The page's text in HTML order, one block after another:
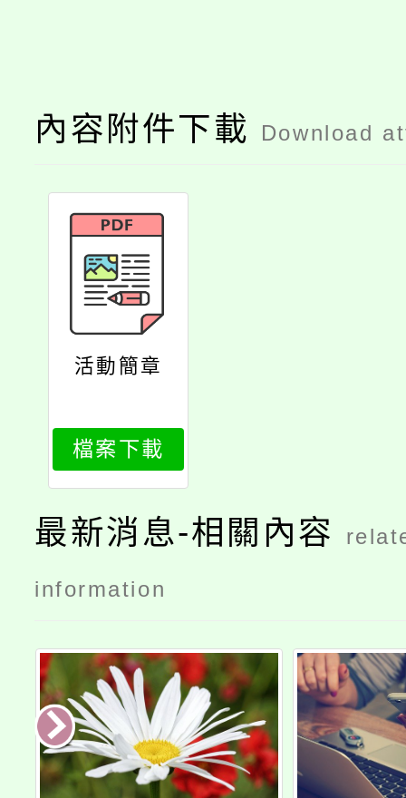
內容附件下載 Download
活動簡章
檔案下載
最新消息-相關內容
information